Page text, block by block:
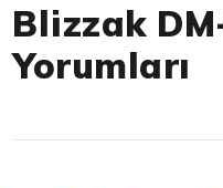
Blizzak
Yorumları